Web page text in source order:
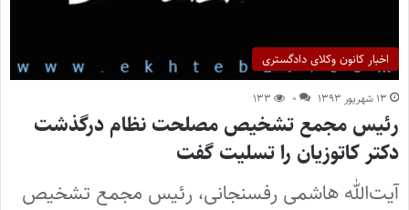
اخبار کانون وکلای دادگستری
۱۳ شهریور ۱۳۹۳ ۰ ۱۳۳
رئیس مجمع تشخیص مصلحت نظام درگذشت
دکتر کاتوزیان را تسلیت گفت
آیت‌الله هاشمی رفسنجانی، رئیس مجمع تشخیص